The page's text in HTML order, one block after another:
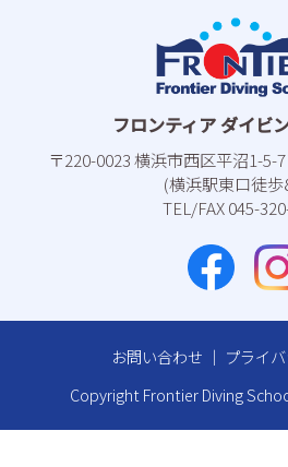
フロンティア ダイビ
〒220-0023 横浜市⻄区平沼1-5-
(横浜駅東⼝徒歩8
TEL/FAX 045-
お問い合わせ ｜ プライ
Copyright Frontier Diving